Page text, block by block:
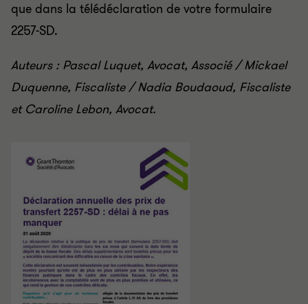
que dans la télédéclaration de votre formulaire
2257-SD.
Auteurs : Pascal Luquet, Avocat, Associé / Mickael
Duquenne, Fiscaliste / Nadia Boudaoud, Fiscaliste
et Caroline Lebon, Avocat.